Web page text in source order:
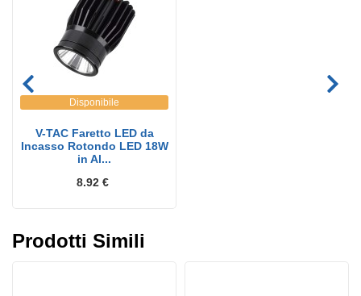
Disponibile
V-TAC Faretto LED da
Incasso Rotondo LED 18W
in Al...
8.92 €
Prodotti Simili